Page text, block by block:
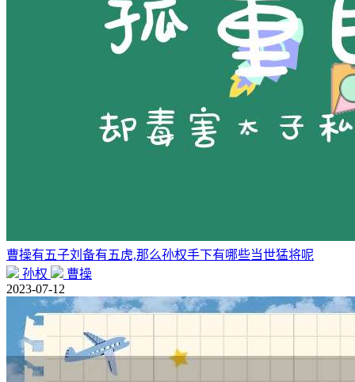
曹操有五子刘备有五虎,那么孙权手下有哪些当世猛将呢
孙权
曹操
2023-07-12